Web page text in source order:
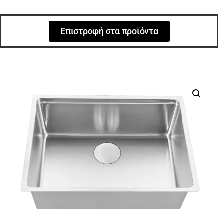
Επιστροφή στα προϊόντα